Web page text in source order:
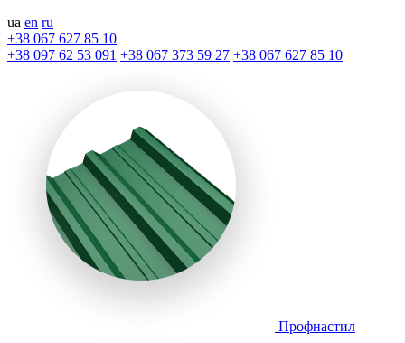
ua en ru
+38 067 627 85 10
+38 097 62 53 091 +38 067 373 59 27 +38 067 627 85 10
Профнастил